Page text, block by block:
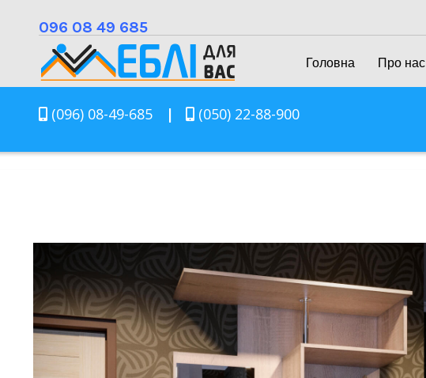
096 08 49 685
Головна Про нас
(096) 08-49-685 | (050) 22-88-900